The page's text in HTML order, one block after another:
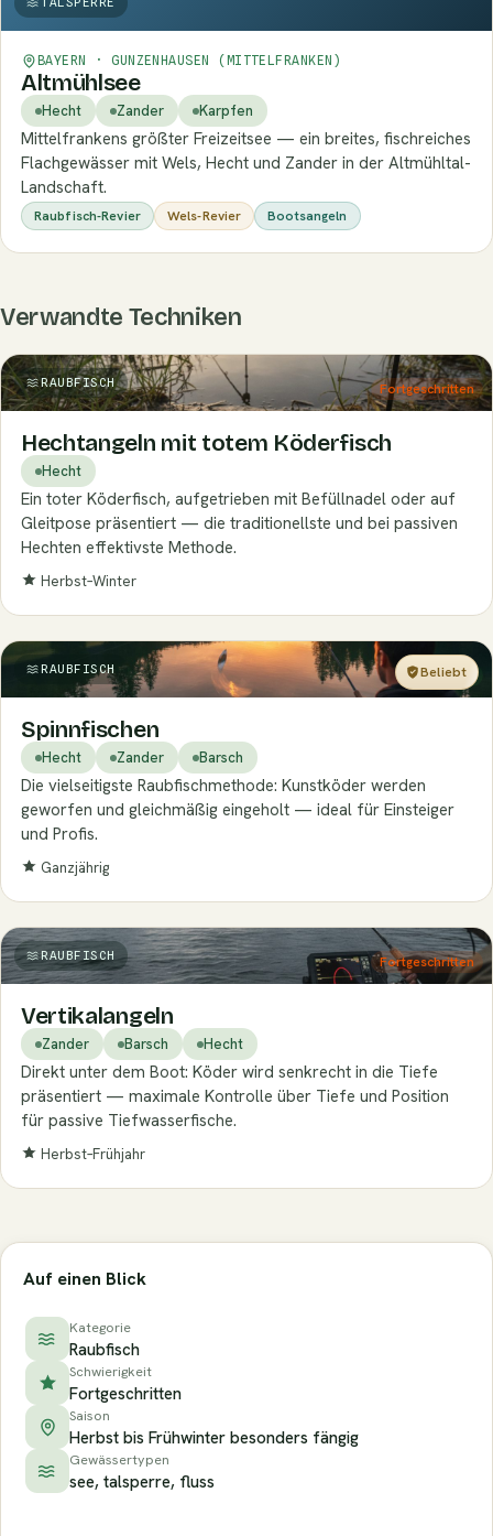
BAYERN · GUNZENHAUSEN (MITTELFRANKEN)
Altmühlsee
Hecht Zander Karpfen
Mittelfrankens größter Freizeitsee — ein breites, fischreiches
Flachgewässer mit Wels, Hecht und Zander in der Altmühltal-
Landschaft.
Raubfisch-Revier Wels-Revier Bootsangeln
Verwandte Techniken
RAUBFISCH Fortgeschritten
Hechtangeln mit totem Köderfisch
Hecht
Ein toter Köderfisch, aufgetrieben mit Befüllnadel oder auf
Gleitpose präsentiert — die traditionellste und bei passiven
Hechten effektivste Methode.
Herbst–Winter
RAUBFISCH Beliebt
Einsteiger
Spinnfischen
Hecht Zander Barsch
Die vielseitigste Raubfischmethode: Kunstköder werden
geworfen und gleichmäßig eingeholt — ideal für Einsteiger
und Profis.
Ganzjährig
RAUBFISCH Fortgeschritten
Vertikalangeln
Zander Barsch Hecht
Direkt unter dem Boot: Köder wird senkrecht in die Tiefe
präsentiert — maximale Kontrolle über Tiefe und Position
für passive Tiefwasserfische.
Herbst–Frühjahr
Auf einen Blick
Kategorie
Raubfisch
Schwierigkeit
Fortgeschritten
Saison
Herbst bis Frühwinter besonders fängig
Gewässertypen
see, talsperre, fluss